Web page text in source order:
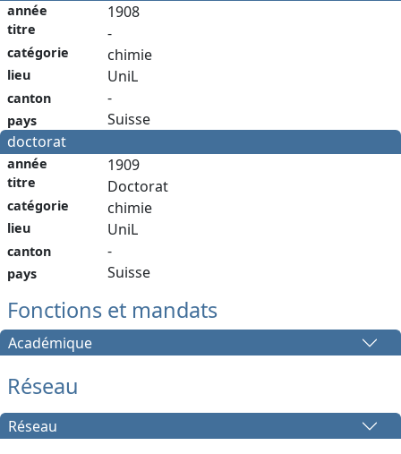
année
titre
catégorie
lieu
canton
pays
1908
-
chimie
UniL
-
Suisse
doctorat
année
titre
catégorie
lieu
canton
pays
1909
Doctorat
chimie
UniL
-
Suisse
Fonctions et mandats
Académique
Réseau
Réseau